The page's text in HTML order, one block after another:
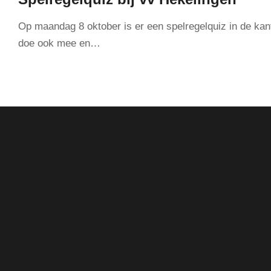
Op maandag 8 oktober is er een spelregelquiz in de
doe ook mee en…